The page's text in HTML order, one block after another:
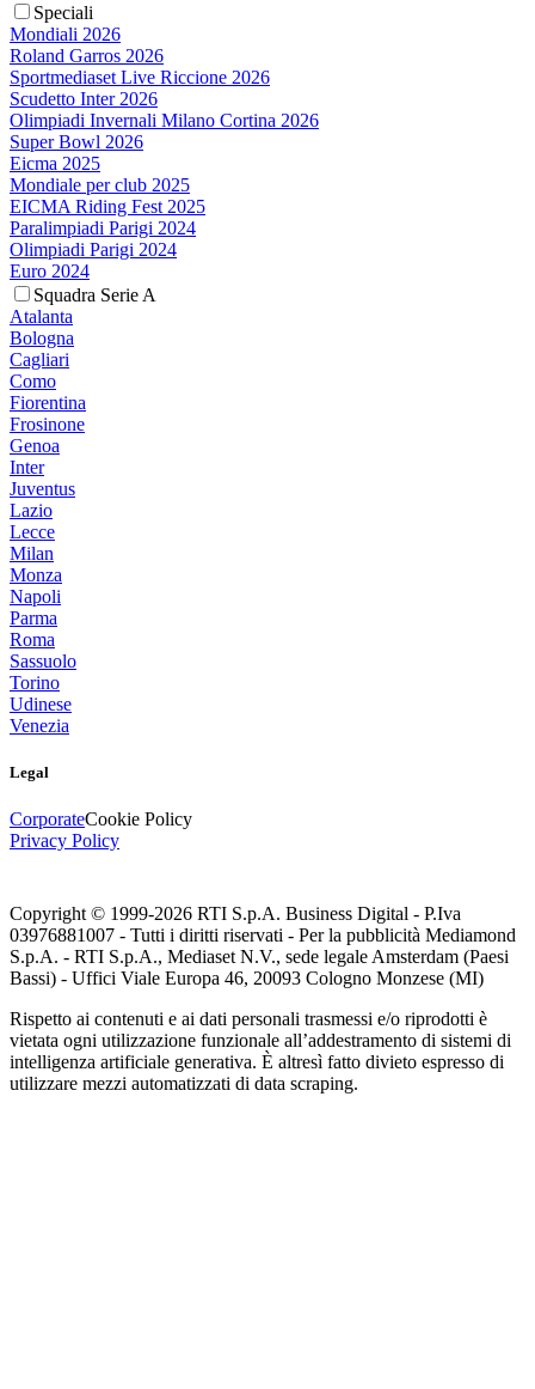
Speciali
Mondiali 2026
Roland Garros 2026
Sportmediaset Live Riccione 2026
Scudetto Inter 2026
Olimpiadi Invernali Milano Cortina 2026
Super Bowl 2026
Eicma 2025
Mondiale per club 2025
EICMA Riding Fest 2025
Paralimpiadi Parigi 2024
Olimpiadi Parigi 2024
Euro 2024
Squadra Serie A
Atalanta
Bologna
Cagliari
Como
Fiorentina
Frosinone
Genoa
Inter
Juventus
Lazio
Lecce
Milan
Monza
Napoli
Parma
Roma
Sassuolo
Torino
Udinese
Venezia
Legal
CorporateCookie Policy
Privacy Policy
Copyright © 1999-2026 RTI S.p.A. Business Digital - P.Iva
03976881007 - Tutti i diritti riservati - Per la pubblicità Mediamond
S.p.A. - RTI S.p.A., Mediaset N.V., sede legale Amsterdam (Paesi
Bassi) - Uffici Viale Europa 46, 20093 Cologno Monzese (MI)
Rispetto ai contenuti e ai dati personali trasmessi e/o riprodotti è
vietata ogni utilizzazione funzionale all’addestramento di sistemi di
intelligenza artificiale generativa. È altresì fatto divieto espresso di
utilizzare mezzi automatizzati di data scraping.